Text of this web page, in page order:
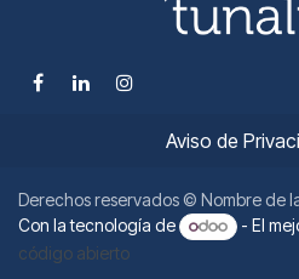
Aviso de
Derechos reservados © Nombre de
Con la tecnología de
- El
código abierto